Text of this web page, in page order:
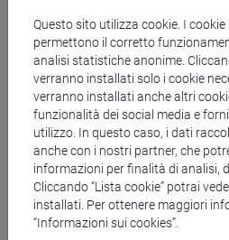
LETTERATURE, STORIA
Laurea magistrale
percorso comune
[FM30] SCIENZE
BIBLIOTECONOMICHE
(DM270)
percorso comune
[FM4] FILOLOGIA E
Laurea magistrale
percorso comune
Questo sito utilizza cookie. I
permettono il corretto
analisi statistiche anonime.
verranno installati solo i cookie
verranno installati anche altri
funzionalità dei social media e
utilizzo. In questo caso, i dati
anche con i nostri partner, che
informazioni per finalità di analisi,
Cliccando “Lista cookie” potrai
installati. Per ottenere maggiori
“Informazioni sui cookies”.